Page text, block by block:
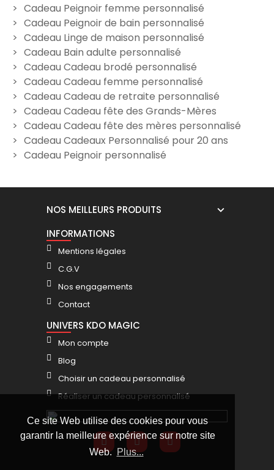
Ce site Web utilise des cookies pour vous
garantir la meilleure expérience sur notre site
Web. Plus...
Peignoir de bain rose
femme personnalisé
44,90 €
Peignoir de bain bleu
homme personnalisé
44,90 €
Cadeau Peignoir femme personnalisé
Cadeau Peignoir de bain personnalisé
Cadeau Linge de maison personnalisé
Cadeau Bain adulte personnalisé
Cadeau Cadeau brodé personnalisé
Cadeau Cadeau femme personnalisé
Cadeau Cadeau de retraite personnalisé
Cadeau Cadeau fête des Grands-Mères
Cadeau Cadeau fête des mères personnalisé
Cadeau Cadeaux Personnalisé pour 20 ans
Cadeau Peignoir personnalisé
NOS MEILLEURS PRODUITS
INFORMATIONS
Mentions légales
C.G.V
Nos engagements
Contact
UNIVERS KDO MAGIC
Mon compte
Blog
Choisir un cadeau personnalisé
Réaliser un cadeau personnalisé